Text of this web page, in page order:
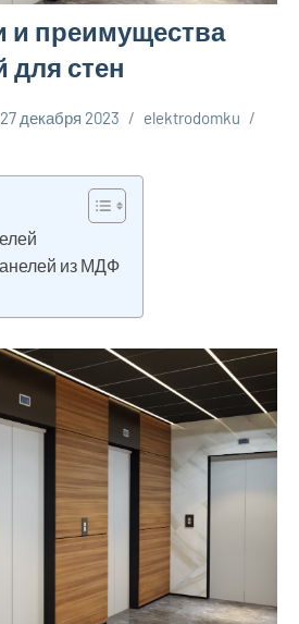
и преимущества
стен
27 декабря 2023
elektrodomku
из МДФ